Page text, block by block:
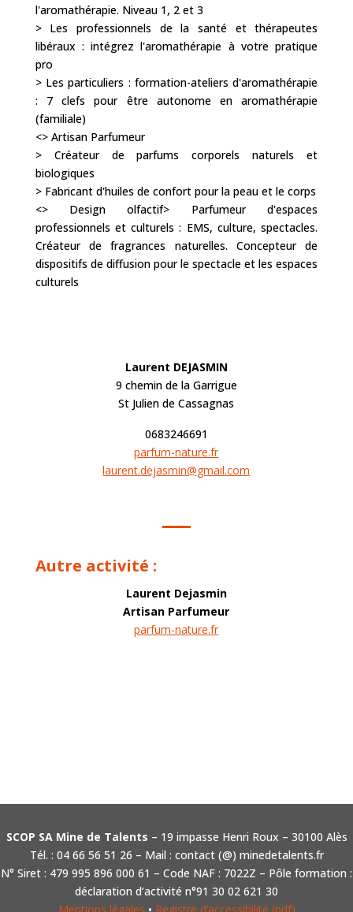
l'aromathérapie. Niveau 1, 2 et 3
> Les professionnels de la santé et thérapeutes
libéraux : intégrez l'aromathérapie à votre pratique
pro
> Les particuliers : formation-ateliers d'aromathérapie
: 7 clefs pour être autonome en aromathérapie
(familiale)
<> Artisan Parfumeur
> Créateur de parfums corporels naturels et
biologiques
> Fabricant d'huiles de confort pour la peau et le corps
<> Design olfactif> Parfumeur d'espaces
professionnels et culturels : EMS, culture, spectacles.
Créateur de fragrances naturelles. Concepteur de
dispositifs de diffusion pour le spectacle et les espaces
culturels
Laurent DEJASMIN
9 chemin de la Garrigue
St Julien de Cassagnas
0683246691
parfum-nature.fr
laurent.dejasmin@gmail.com
Autre activité :
Laurent Dejasmin
Artisan Parfumeur
parfum-nature.fr
SCOP SA Mine de Talents – 19 impasse Henri Roux – 30100 Alès
Tél. : 04 66 56 51 26 – Mail : contact (@) minedetalents.fr
N° Siret : 479 995 896 000 61 – Code NAF : 7022Z – Pôle formation :
déclaration d’activité n°91 30 02 621 30